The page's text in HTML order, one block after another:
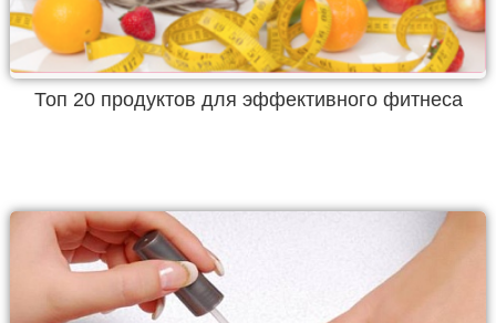
Топ 20 продуктов для эффективного фитнеса